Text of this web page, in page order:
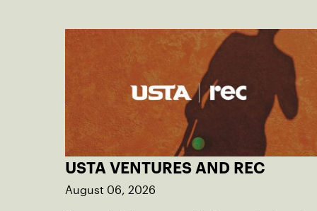
USTA VENTURES AND REC
August 06, 2026